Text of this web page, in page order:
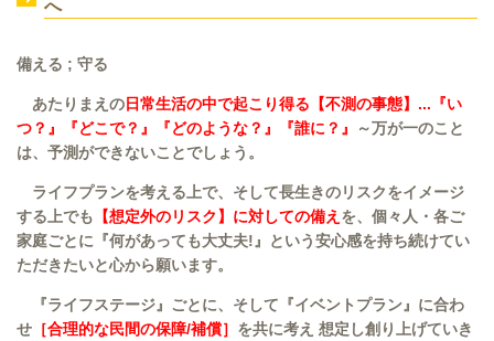
へ
備える ; 守る
あたりまえの日常生活の中で起こり得る【不測の事態】...『い
つ？』『どこで？』『どのような？』『誰に？』
～万が一のこと
は、予測ができないことでしょう。
ライフプランを考える上で、そして長生きのリスクをイメージ
する上でも 【想定外のリスク】に対しての備え を、個々人・各ご
家庭ごとに『何があっても大丈夫!』という安心感を持ち続けてい
ただきたいと心から願います。
『ライフステージ』ごとに、そして『イベントプラン』に合わ
せ ［合理的な民間の保障/補償］ を共に考え 想定し創り上げていき